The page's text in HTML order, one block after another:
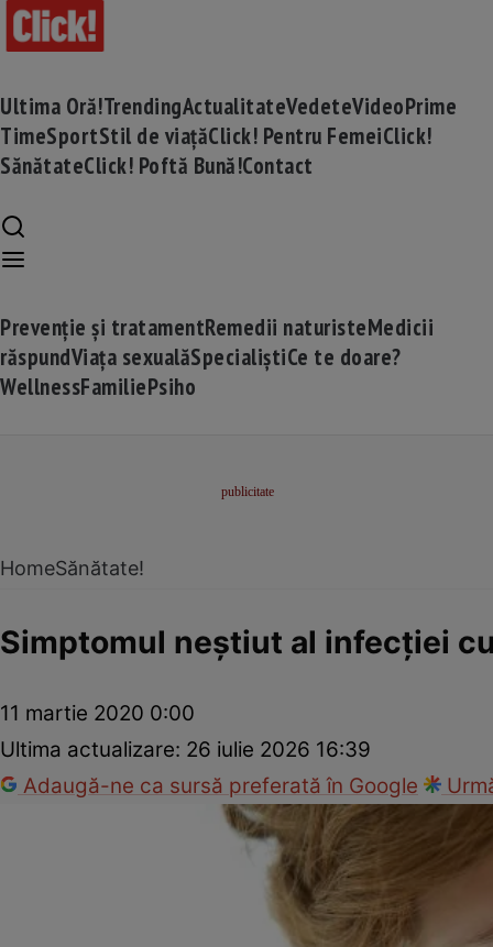
Ultima Oră!TrendingActualitateVedeteVideoPrime
TimeSportStil de viațăClick! Pentru FemeiClick!
SănătateClick! Poftă Bună!Contact
Prevenție și tratamentRemedii naturisteMedicii
răspundViața sexualăSpecialiștiCe te doare?
WellnessFamiliePsiho
HomeSănătate!
Simptomul neştiut al infecţiei
11 martie 2020 0:00
Ultima actualizare: 26 iulie 2026 16:39
Adaugă-ne ca sursă preferată în Google